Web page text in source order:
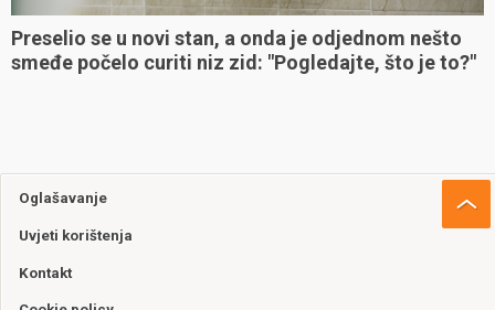
Preselio se u novi stan, a onda je odjednom nešto
smeđe počelo curiti niz zid: "Pogledajte, što je to?"
Oglašavanje
Uvjeti korištenja
Kontakt